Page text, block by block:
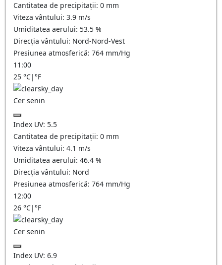
Cantitatea de precipitații: 0 mm
Viteza vântului: 3.9 m/s
Umiditatea aerului: 53.5 %
Direcția vântului: Nord-Nord-Vest
Presiunea atmosferică: 764 mm/Hg
11:00
25 °C|°F
Cer senin
Index UV: 5.5
Cantitatea de precipitații: 0 mm
Viteza vântului: 4.1 m/s
Umiditatea aerului: 46.4 %
Direcția vântului: Nord
Presiunea atmosferică: 764 mm/Hg
12:00
26 °C|°F
Cer senin
Index UV: 6.9